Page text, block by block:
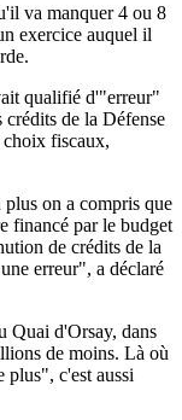
va manquer 4 ou 8
exercice auquel il
qualifié d'"erreur"
de la Défense
choix fiscaux,
on a compris que
financé par le budget
de crédits de la
erreur", a déclaré
Quai d'Orsay, dans
de moins. Là où
plus", c'est aussi